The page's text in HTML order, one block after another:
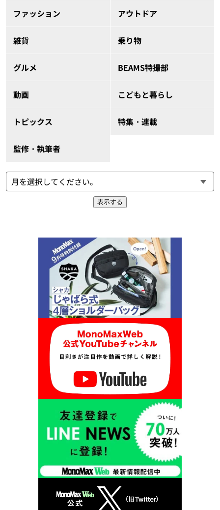
ファッション アウトドア
雑貨 乗り物
グルメ BEAMS特撮部
動画 こどもと暮らし
トピックス 特集・連載
監修・執筆者
表示する